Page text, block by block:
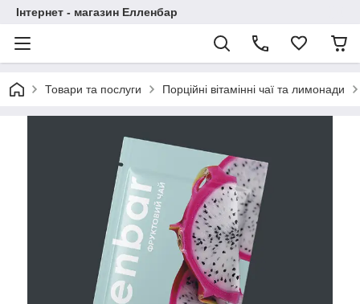
Інтернет - магазин Елленбар
Товари та послуги Порційні вітамінні чаї та лимонади